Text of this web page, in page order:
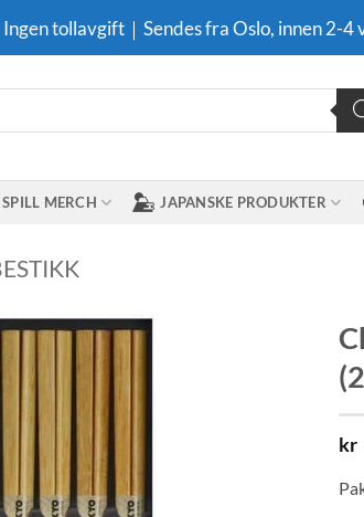
tollavgift｜Sendes fra Oslo, innen 2-4
MERCH JAPANSKE PRODUKTER
kr